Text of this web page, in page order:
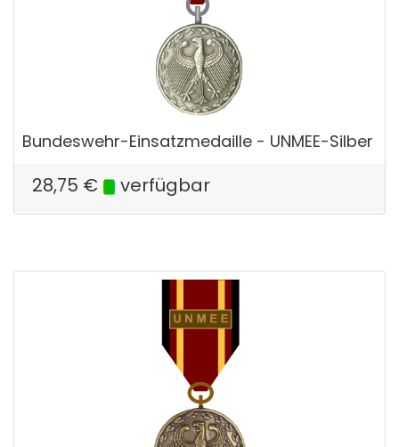
Bundeswehr-Einsatzmedaille - UNMEE-Silber
28,75 € verfügbar